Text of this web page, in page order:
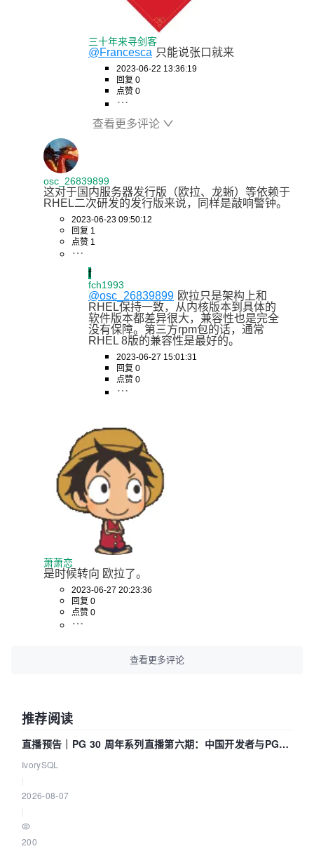
三十年来寻剑客
@Francesca 只能说张口就来
2023-06-22 13:36:19
回复 0
点赞 0
查看更多评论
osc_26839899
这对于国内服务器发行版（欧拉、龙蜥）等依赖于
RHEL二次研发的发行版来说，同样是敲响警钟。
2023-06-23 09:50:12
回复 1
点赞 1
f
fch1993
@osc_26839899 欧拉只是架构上和
RHEL保持一致，从内核版本到具体的
软件版本都差异很大，兼容性也是完全
没有保障。第三方rpm包的话，通常
RHEL 8版的兼容性是最好的。
2023-06-27 15:01:31
回复 0
点赞 0
萧萧恋
是时候转向 欧拉了。
2023-06-27 20:23:36
回复 0
点赞 0
查看更多评论
推荐阅读
直播预告｜PG 30 周年系列直播第六期：中国开发者与PG内
核——我们改得动吗？我们贡献了什么？
IvorySQL
2026-08-07
200